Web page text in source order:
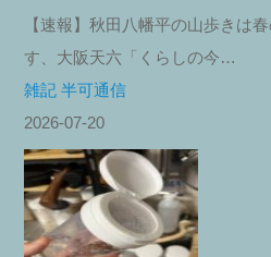
【速報】秋田八幡平の山歩きは
す、大阪天六「くらしの今…
雑記 半可通信
2026-07-20